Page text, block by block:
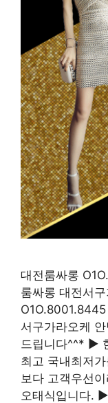
대전룸싸롱
룸싸롱 대전서
서구가라오케
드립니다^^* ▶
최고 국내최저
보다 고객우선
오태식입니다.